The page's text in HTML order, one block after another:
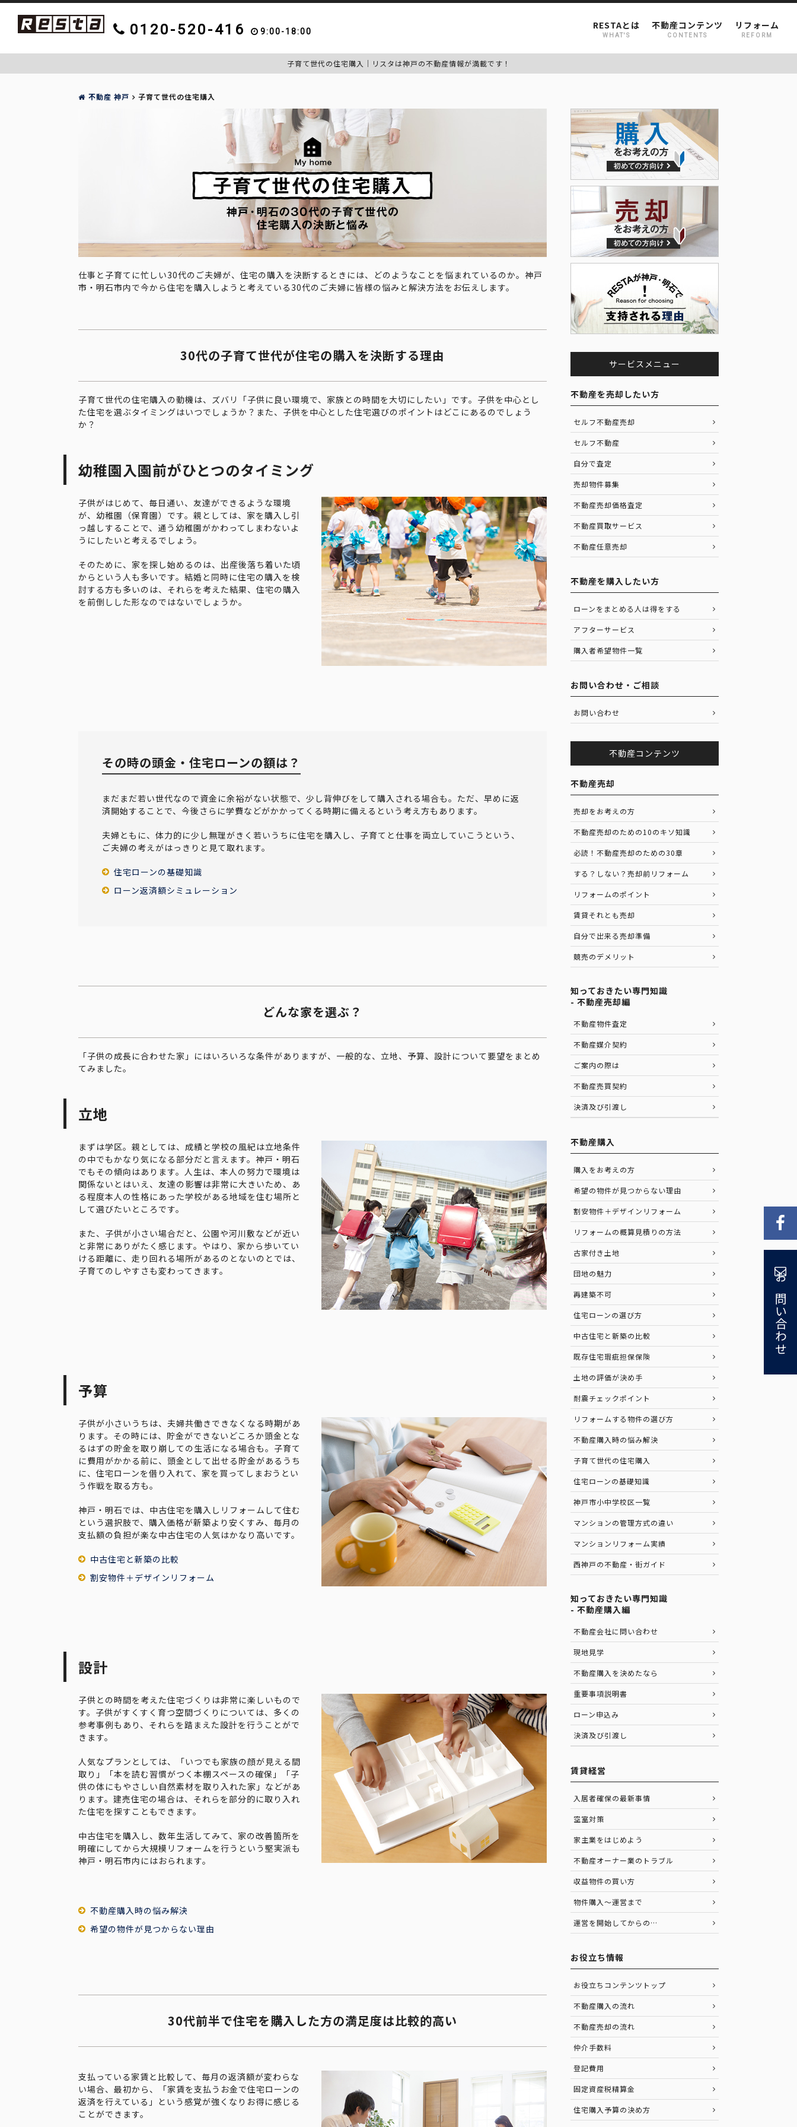
0120-520-416 9:00-18:00
リフォーム
REFORM
不動産コンテンツ
CONTENTS
RESTAとは
WHAT'S
子育て世代の住宅購入｜リスタは神戸の不動産情報が満載です！
不動産 神戸 子育て世代の住宅購入
仕事と子育てに忙しい30代のご夫婦が、住宅の購入を決断するときには、どのようなことを悩まれているのか。神戸
市・明石市内で今から住宅を購入しようと考えている30代のご夫婦に皆様の悩みと解決方法をお伝えします。
30代の子育て世代が住宅の購入を決断する理由
子育て世代の住宅購入の動機は、ズバリ「子供に良い環境で、家族との時間を大切にしたい」です。子供を中心とし
た住宅を選ぶタイミングはいつでしょうか？また、子供を中心とした住宅選びのポイントはどこにあるのでしょう
か？
幼稚園入園前がひとつのタイミング
子供がはじめて、毎日通い、友達ができるような環境
が、幼稚園（保育園）です。親としては、家を購入し引
っ越しすることで、通う幼稚園がかわってしまわないよ
うにしたいと考えるでしょう。
そのために、家を探し始めるのは、出産後落ち着いた頃
からという人も多いです。結婚と同時に住宅の購入を検
討する方も多いのは、それらを考えた結果、住宅の購入
を前倒しした形なのではないでしょうか。
その時の頭金・住宅ローンの額は？
まだまだ若い世代なので資金に余裕がない状態で、少し背伸びをして購入される場合も。ただ、早めに返
済開始することで、今後さらに学費などがかかってくる時期に備えるという考え方もあります。
夫婦ともに、体力的に少し無理がきく若いうちに住宅を購入し、子育てと仕事を両立していこうという、
ご夫婦の考えがはっきりと見て取れます。
住宅ローンの基礎知識
ローン返済額シミュレーション
どんな家を選ぶ？
「子供の成長に合わせた家」にはいろいろな条件がありますが、一般的な、立地、予算、設計について要望をまとめ
てみました。
立地
まずは学区。親としては、成績と学校の風紀は立地条件
の中でもかなり気になる部分だと言えます。神戸・明石
でもその傾向はあります。人生は、本人の努力で環境は
関係ないとはいえ、友達の影響は非常に大きいため、あ
る程度本人の性格にあった学校がある地域を住む場所と
して選びたいところです。
また、子供が小さい場合だと、公園や河川敷などが近い
と非常にありがたく感じます。やはり、家から歩いてい
ける距離に、走り回れる場所があるのとないのとでは、
子育てのしやすさも変わってきます。
予算
子供が小さいうちは、夫婦共働きできなくなる時期があ
ります。その時には、貯金ができないどころか頭金とな
るはずの貯金を取り崩しての生活になる場合も。子育て
に費用がかかる前に、頭金として出せる貯金があるうち
に、住宅ローンを借り入れて、家を買ってしまおうとい
う作戦を取る方も。
神戸・明石では、中古住宅を購入しリフォームして住む
という選択肢で、購入価格が新築より安くすみ、毎月の
支払額の負担が楽な中古住宅の人気はかなり高いです。
中古住宅と新築の比較
割安物件＋デザインリフォーム
設計
子供との時間を考えた住宅づくりは非常に楽しいもので
す。子供がすくすく育つ空間づくりについては、多くの
参考事例もあり、それらを踏まえた設計を行うことがで
きます。
人気なプランとしては、「いつでも家族の顔が見える間
取り」「本を読む習慣がつく本棚スペースの確保」「子
供の体にもやさしい自然素材を取り入れた家」などがあ
ります。建売住宅の場合は、それらを部分的に取り入れ
た住宅を探すこともできます。
中古住宅を購入し、数年生活してみて、家の改善箇所を
明確にしてから大規模リフォームを行うという堅実派も
神戸・明石市内にはおられます。
不動産購入時の悩み解決
希望の物件が見つからない理由
30代前半で住宅を購入した方の満足度は比較的高い
支払っている家賃と比較して、毎月の返済額が変わらな
い場合、最初から、「家賃を支払うお金で住宅ローンの
返済を行えている」という感覚が強くなりお得に感じる
ことができます。
サービスメニュー
不動産を売却したい方
セルフ不動産売却
セルフ不動産
自分で査定
売却物件募集
不動産売却価格査定
不動産買取サービス
不動産任意売却
不動産を購入したい方
ローンをまとめる人は得をする
アフターサービス
購入者希望物件一覧
お問い合わせ・ご相談
お問い合わせ
不動産コンテンツ
不動産売却
売却をお考えの方
不動産売却のための10のキソ知識
必読！不動産売却のための30章
する？しない？売却前リフォーム
リフォームのポイント
賃貸それとも売却
自分で出来る売却準備
競売のデメリット
知っておきたい専門知識
- 不動産売却編
不動産物件査定
不動産媒介契約
ご案内の際は
不動産売買契約
決済及び引渡し
不動産購入
購入をお考えの方
希望の物件が見つからない理由
割安物件＋デザインリフォーム
リフォームの概算見積りの方法
古家付き土地
団地の魅力
再建築不可
住宅ローンの選び方
中古住宅と新築の比較
既存住宅瑕疵担保保険
土地の評価が決め手
耐震チェックポイント
リフォームする物件の選び方
不動産購入時の悩み解決
子育て世代の住宅購入
住宅ローンの基礎知識
神戸市小中学校区一覧
マンションの管理方式の違い
マンションリフォーム実績
西神戸の不動産・街ガイド
知っておきたい専門知識
- 不動産購入編
不動産会社に問い合わせ
現地見学
不動産購入を決めたなら
重要事項説明書
ローン申込み
決済及び引渡し
賃貸経営
入居者確保の最新事情
空室対策
家主業をはじめよう
不動産オーナー業のトラブル
収益物件の買い方
物件購入～運営まで
運営を開始してからの…
お役立ち情報
お役立ちコンテンツトップ
不動産購入の流れ
不動産売却の流れ
仲介手数料
登記費用
固定資産税精算金
住宅購入予算の決め方
お問い合わせ